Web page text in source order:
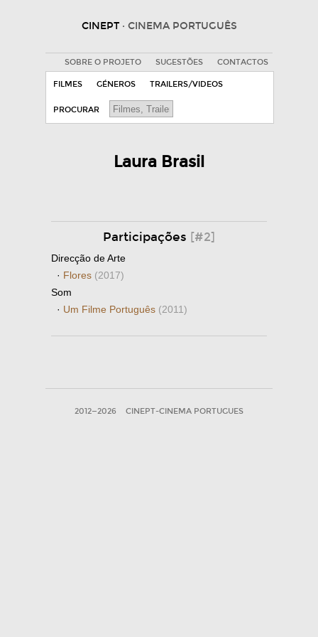
CINEPT · CINEMA PORTUGUÊS
SOBRE O PROJETO SUGESTÕES CONTACTOS
FILMES GÉNEROS TRAILERS/VIDEOS
PROCURAR
Laura Brasil
Participações [#2]
Direcção de Arte
· Flores (2017)
Som
· Um Filme Português (2011)
2012—2026 CINEPT-CINEMA PORTUGUES